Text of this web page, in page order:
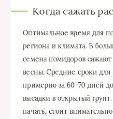
Когда сажать
Оптимальное время для
региона и климата. В
семена помидоров
весны. Средние сроки для
примерно за 60-70 дней
высадки в открытый
начать, стоит